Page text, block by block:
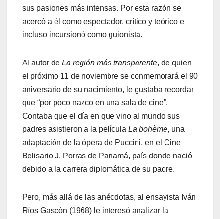
sus pasiones más intensas. Por esta razón se
acercó a él como espectador, crítico y teórico e
incluso incursionó como guionista.
Al autor de La región más transparente, de quien
el próximo 11 de noviembre se conmemorará el 90
aniversario de su nacimiento, le gustaba recordar
que “por poco nazco en una sala de cine”.
Contaba que el día en que vino al mundo sus
padres asistieron a la película La bohème, una
adaptación de la ópera de Puccini, en el Cine
Belisario J. Porras de Panamá, país donde nació
debido a la carrera diplomática de su padre.
Pero, más allá de las anécdotas, al ensayista Iván
Ríos Gascón (1968) le interesó analizar la